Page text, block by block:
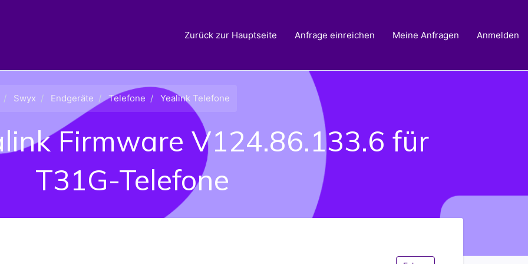
Zurück zur Hauptseite Anfrage einreichen Meine Anfragen Anmelden
Swyx Endgeräte Telefone Yealink Telefone
Firmware V124.86.133.6 für
T31G-Telefone